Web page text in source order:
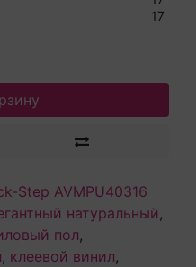
17
Step AVMPU40316
натуральный ,
пол,
, клеевой винил,